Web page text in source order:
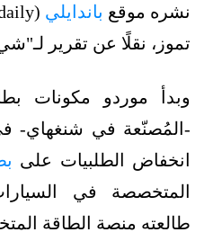
نشره موقع باندايلي
تموز، نقلًا عن تقرير
وبدأ موردو مكونات
-المُصنّعة في شنغهاي-
انخفاض الطلبيات على
المتخصصة في
طالعته منصة الطاقة